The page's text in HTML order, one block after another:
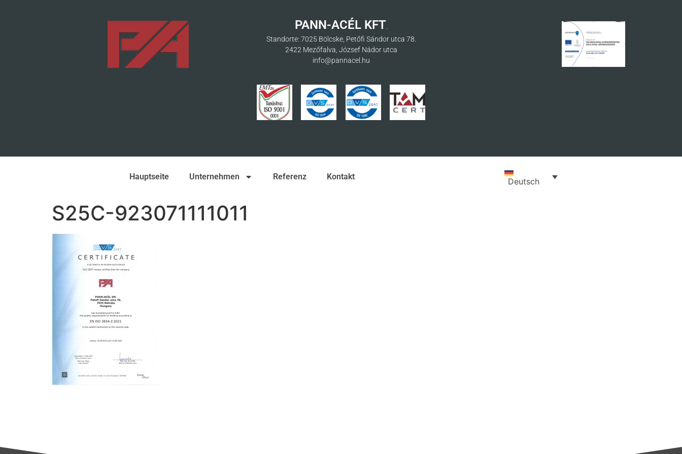
PANN-ACÉL KFT
Standorte: 7025 Bölcske, Petőfi Sándor utca 78.
2422 Mezőfalva, József Nádor utca
info@pannacel.hu
Hauptseite Unternehmen Referenz Kontakt Deutsch
S25C-923071111011